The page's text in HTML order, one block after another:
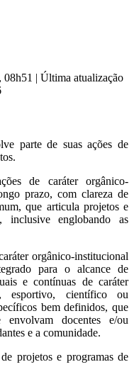
08h51 | Última atualização
parte de suas ações de
de caráter orgânico-
prazo, com clareza de
que articula projetos e
inclusive englobando as
orgânico-institucional
para o alcance de
e contínuas de caráter
esportivo, científico ou
bem definidos, que
docentes e/ou
e a comunidade.
projetos e programas de